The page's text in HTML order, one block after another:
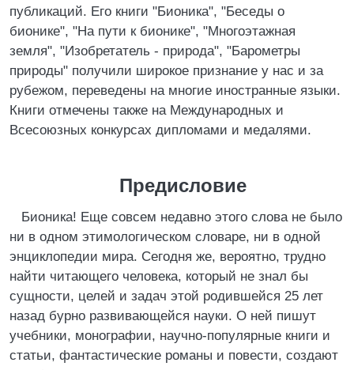
публикаций. Его книги "Бионика", "Беседы о
бионике", "На пути к бионике", "Многоэтажная
земля", "Изобретатель - природа", "Барометры
природы" получили широкое признание у нас и за
рубежом, переведены на многие иностранные языки.
Книги отмечены также на Международных и
Всесоюзных конкурсах дипломами и медалями.
Предисловие
Бионика! Еще совсем недавно этого слова не было
ни в одном этимологическом словаре, ни в одной
энциклопедии мира. Сегодня же, вероятно, трудно
найти читающего человека, который не знал бы
сущности, целей и задач этой родившейся 25 лет
назад бурно развивающейся науки. О ней пишут
учебники, монографии, научно-популярные книги и
статьи, фантастические романы и повести, создают